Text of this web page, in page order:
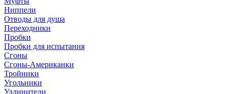
Ниппели
Отводы для душа
Переходники
Пробки
Пробки для испытания
Сгоны
Сгоны-Американки
Тройники
Угольники
Удлинители